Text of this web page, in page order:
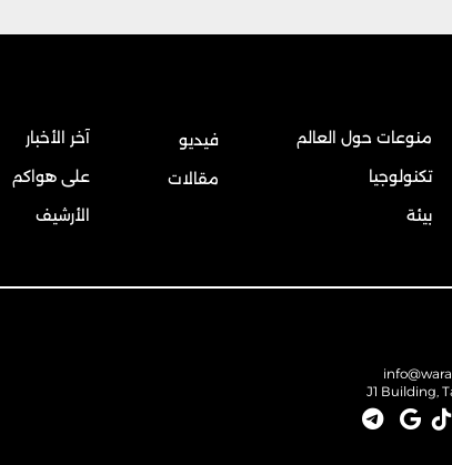
منوعات حول العالم
تكنولوجيا
بيئة
فيديو
مقالات
آخر الأخبار
على هواكم
الأرشيف
J1 Building,